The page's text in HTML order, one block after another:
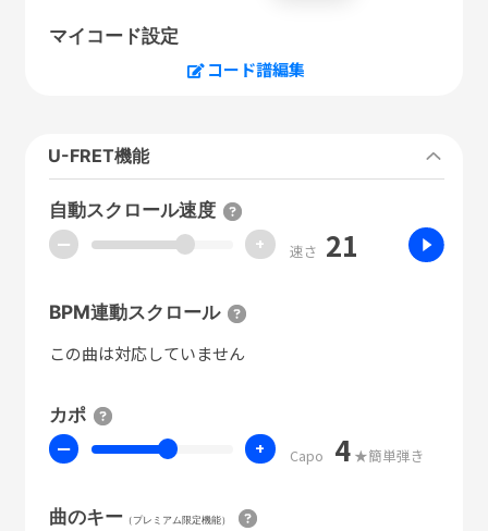
マイコード設定
コード譜編集
U-FRET機能
自動スクロール速度
ー + 速さ 21
BPM連動スクロール
この曲は対応していません
カポ
ー + Capo 4 ★簡単弾き
曲のキー（プレミアム限定機能）